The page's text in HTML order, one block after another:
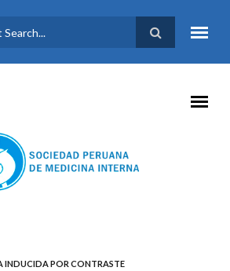
DE
INDUCIDA POR CONTRASTE